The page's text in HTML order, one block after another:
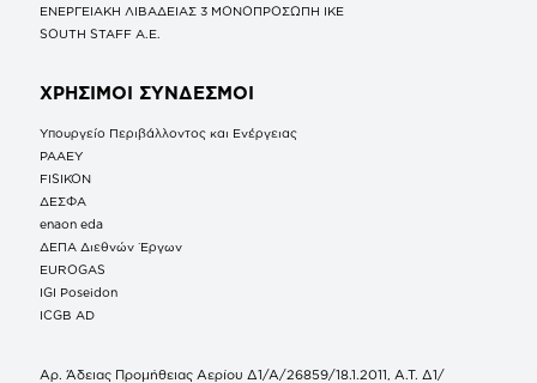
ΕΝΕΡΓΕΙΑΚΗ ΛΙΒΑΔΕΙΑΣ 3 ΜΟΝΟΠΡΟΣΩΠΗ ΙΚΕ
SOUTH STAFF Α.Ε.
ΧΡΗΣΙΜΟΙ ΣΥΝΔΕΣΜΟΙ
Υπουργείο Περιβάλλοντος και Ενέργειας
ΡΑΑΕΥ
FISIKON
ΔΕΣΦΑ
enaon eda
ΔΕΠΑ Διεθνών Έργων
EUROGAS
IGI Poseidon
ICGB AD
Αρ. Άδειας Προμήθειας Αερίου Δ1/Α/26859/18.1.2011, Α.Τ. Δ1/